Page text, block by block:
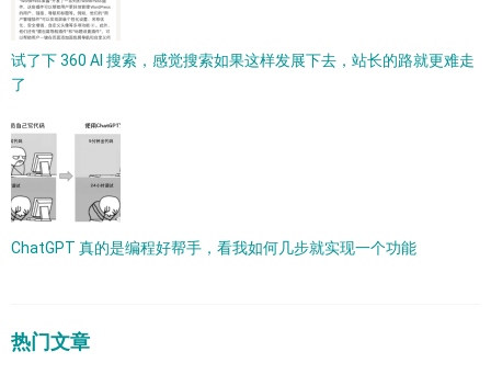
试了下 360 AI 搜索，感觉搜索如果这样发展下去，站长的路就更难走
了
ChatGPT 真的是编程好帮手，看我如何几步就实现一个功能
热门文章